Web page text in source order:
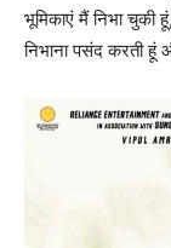
भूमिकाएं मैं निभा चुकी
निभाना पसंद करती